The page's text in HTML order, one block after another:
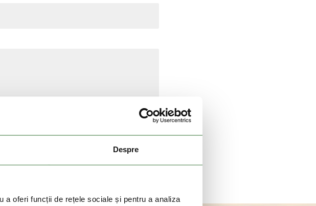
Despre
a oferi funcții de rețele sociale și pentru a analiza
in meniul de contact.